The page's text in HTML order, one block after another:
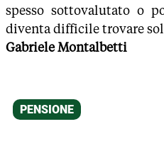
spesso sottovalutato o
diventa difficile trovare
Gabriele Montalbetti